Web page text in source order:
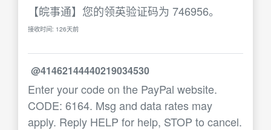
【皖事通】您的领英验证码为 746956。
接收时间: 126天前
@41462144440219034530
Enter your code on the PayPal website.
CODE: 6164. Msg and data rates may
apply. Reply HELP for help, STOP to cancel.